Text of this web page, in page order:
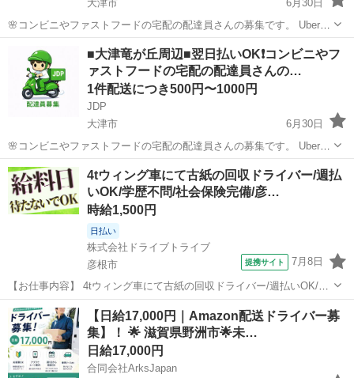
大津市
6月30日
🌸コンビニやファストフードの宅配の配達員さんの募集です。 Uber
eatsや出前館のように配達専用アプリを使用していただき、オファー
内容を確認していただいてから受ける受けないは自由となります。 配
達時の使用...
配送 ファストフード
■大津竜が丘周辺■翌日払いOK❗️コンビニやフ
ァストフードの宅配の配達員さんの…
1件配送につき500円〜1000円
JDP
大津市
6月30日
🌸コンビニやファストフードの宅配の配達員さんの募集です。 Uber
eatsや出前館のように配達専用アプリを使用していただき、オファー
内容を確認していただいてから受ける受けないは自由となります。 配
達時の使用...
滋賀 大津市 ファストフード
4tウィング車にて古紙の回収ドライバー/週払
いOK/学歴不問/社会保険完備/彦…
時給1,500円
日払い
株式会社ドライブトライブ
彦根市
提携サイト 7月8日
【お仕事内容】 4tウィング車にて古紙の回収ドライバー/週払いOK/学
歴不問/社会保険完備/彦根市 月収30万円以上 研修あり！社宅完備あ
り！ 勤務地： 滋賀県彦根市 4tウィング車にて古紙の回収ドライバー
※フォークリフト...
滋賀 彦根市 配送
【日給17,000円｜Amazon配送ドライバー募
集】！ 🌟 滋賀県野洲市🌟未…
日給17,000円
合同会社ArksJapan